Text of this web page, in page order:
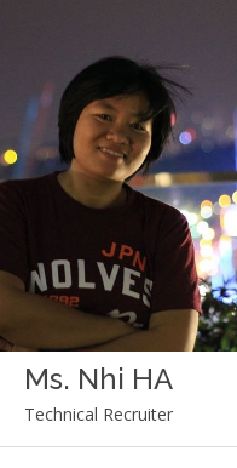
Ms. Nhi HA
Technical Recruiter